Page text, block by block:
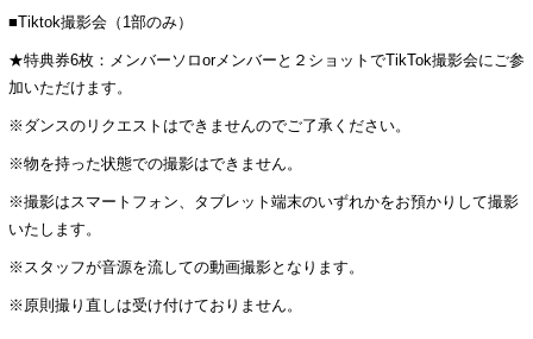
■Tiktok撮影会（1部のみ）
★特典券6枚：メンバーソロorメンバーと２ショットでTikTok撮影会にご参
加いただけます。
※ダンスのリクエストはできませんのでご了承ください。
※物を持った状態での撮影はできません。
※撮影はスマートフォン、タブレット端末のいずれかをお預かりして撮影
いたします。
※スタッフが音源を流しての動画撮影となります。
※原則撮り直しは受け付けておりません。